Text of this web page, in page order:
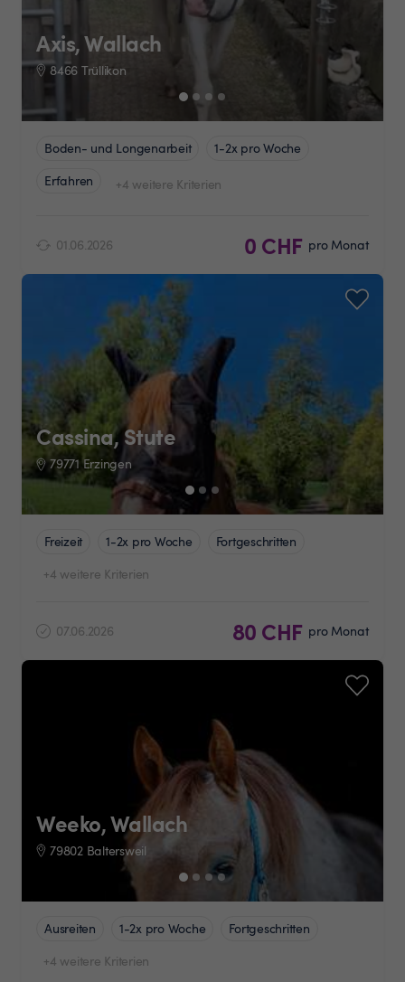
Axis, Wallach
8466 Trüllikon
Boden- und Longenarbeit
1-2x pro Woche
Erfahren
+4 weitere Kriterien
01.06.2026 0 CHF pro Monat
Cassina, Stute
79771 Erzingen
Freizeit 1-2x pro Woche
Fortgeschritten
+4 weitere Kriterien
07.06.2026 80 CHF pro Monat
Weeko, Wallach
79802 Baltersweil
Ausreiten 1-2x pro Woche
Fortgeschritten
+4 weitere Kriterien